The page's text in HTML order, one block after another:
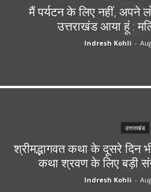
मैं पर्यटन के लिए नहीं, अपने
उत्तराखंड आया हूं :
Indresh Kohli -
उत्तराखंड
श्रीमद्भागवत कथा के दूसरे दिन
कथा श्रवण के लिए बड़ी
Indresh Kohli -